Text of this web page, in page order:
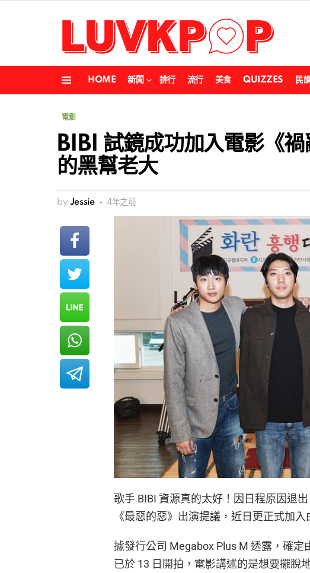
HOME 新聞 排行 流行 美食 QUIZZES 民
電影
BIBI 試鏡成功加入電影《
的黑幫老大
by Jessie 4年之前
歌手 BIBI 資源真的太好！因日程原因退
《最惡的惡》出演提議，近日更正式加
據發行公司 Megabox Plus M 透露，確定
已於 13 日開拍，電影講述的是想要擺脫